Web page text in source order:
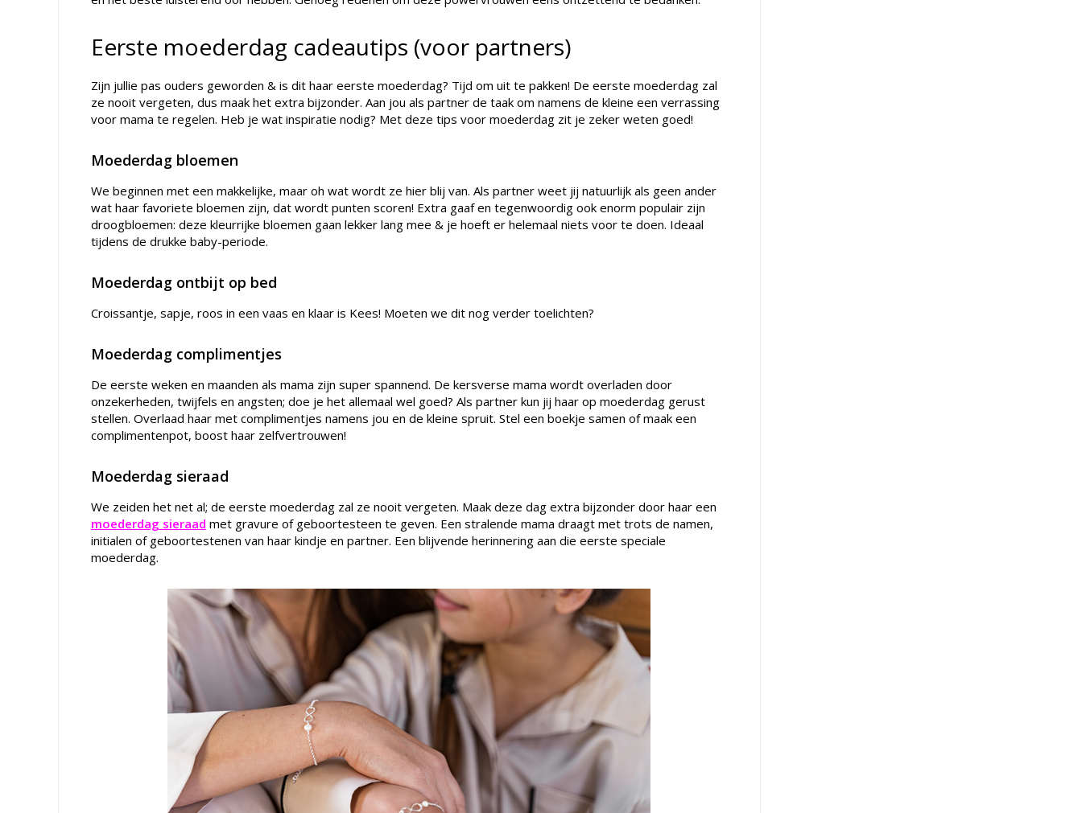
Eerste moederdag cadeautips (voor partners)
Zijn jullie pas ouders geworden & is dit haar eerste moederdag? Tijd om uit te pakken! De eerste moederdag zal
ze nooit vergeten, dus maak het extra bijzonder. Aan jou als partner de taak om namens de kleine een verrassing
voor mama te regelen. Heb je wat inspiratie nodig? Met deze tips voor moederdag zit je zeker weten goed!
Moederdag bloemen
We beginnen met een makkelijke, maar oh wat wordt ze hier blij van. Als partner weet jij natuurlijk als geen ander
wat haar favoriete bloemen zijn, dat wordt punten scoren! Extra gaaf en tegenwoordig ook enorm populair zijn
droogbloemen: deze kleurrijke bloemen gaan lekker lang mee & je hoeft er helemaal niets voor te doen. Ideaal
tijdens de drukke baby-periode.
Moederdag ontbijt op bed
Croissantje, sapje, roos in een vaas en klaar is Kees! Moeten we dit nog verder toelichten?
Moederdag complimentjes
De eerste weken en maanden als mama zijn super spannend. De kersverse mama wordt overladen door
onzekerheden, twijfels en angsten; doe je het allemaal wel goed? Als partner kun jij haar op moederdag gerust
stellen. Overlaad haar met complimentjes namens jou en de kleine spruit. Stel een boekje samen of maak een
complimentenpot, boost haar zelfvertrouwen!
Moederdag sieraad
We zeiden het net al; de eerste moederdag zal ze nooit vergeten. Maak deze dag extra bijzonder door haar een
moederdag sieraad met gravure of geboortesteen te geven. Een stralende mama draagt met trots de namen,
initialen of geboortestenen van haar kindje en partner. Een blijvende herinnering aan die eerste speciale
moederdag.